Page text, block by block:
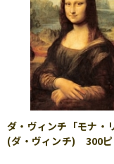
ダ・ヴィンチ「モナ・
(ダ・ヴィンチ) 300